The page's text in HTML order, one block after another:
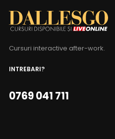
Cursuri interactive after-work.
INTREBARI?
0769 041 711